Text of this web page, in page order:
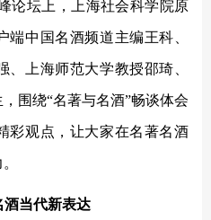
论坛上，上海社会科学院原
中国名酒频道主编王科、
上海师范大学教授邵琦、
，围绕“名著与名酒”畅谈体会
彩观点，让大家在名著名酒
酒当代新表达